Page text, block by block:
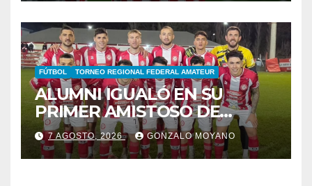
FÚTBOL TORNEO REGIONAL FEDERAL AMATEUR
ALUMNI IGUALÓ EN SU
PRIMER AMISTOSO DE
PRETEMPORADA
7 AGOSTO, 2026 GONZALO MOYANO